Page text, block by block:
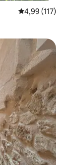
4,99 (117)